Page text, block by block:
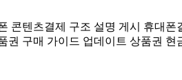
콘텐츠결제 구조 설명 게시 휴대폰
권 구매 가이드 업데이트 상품권 현